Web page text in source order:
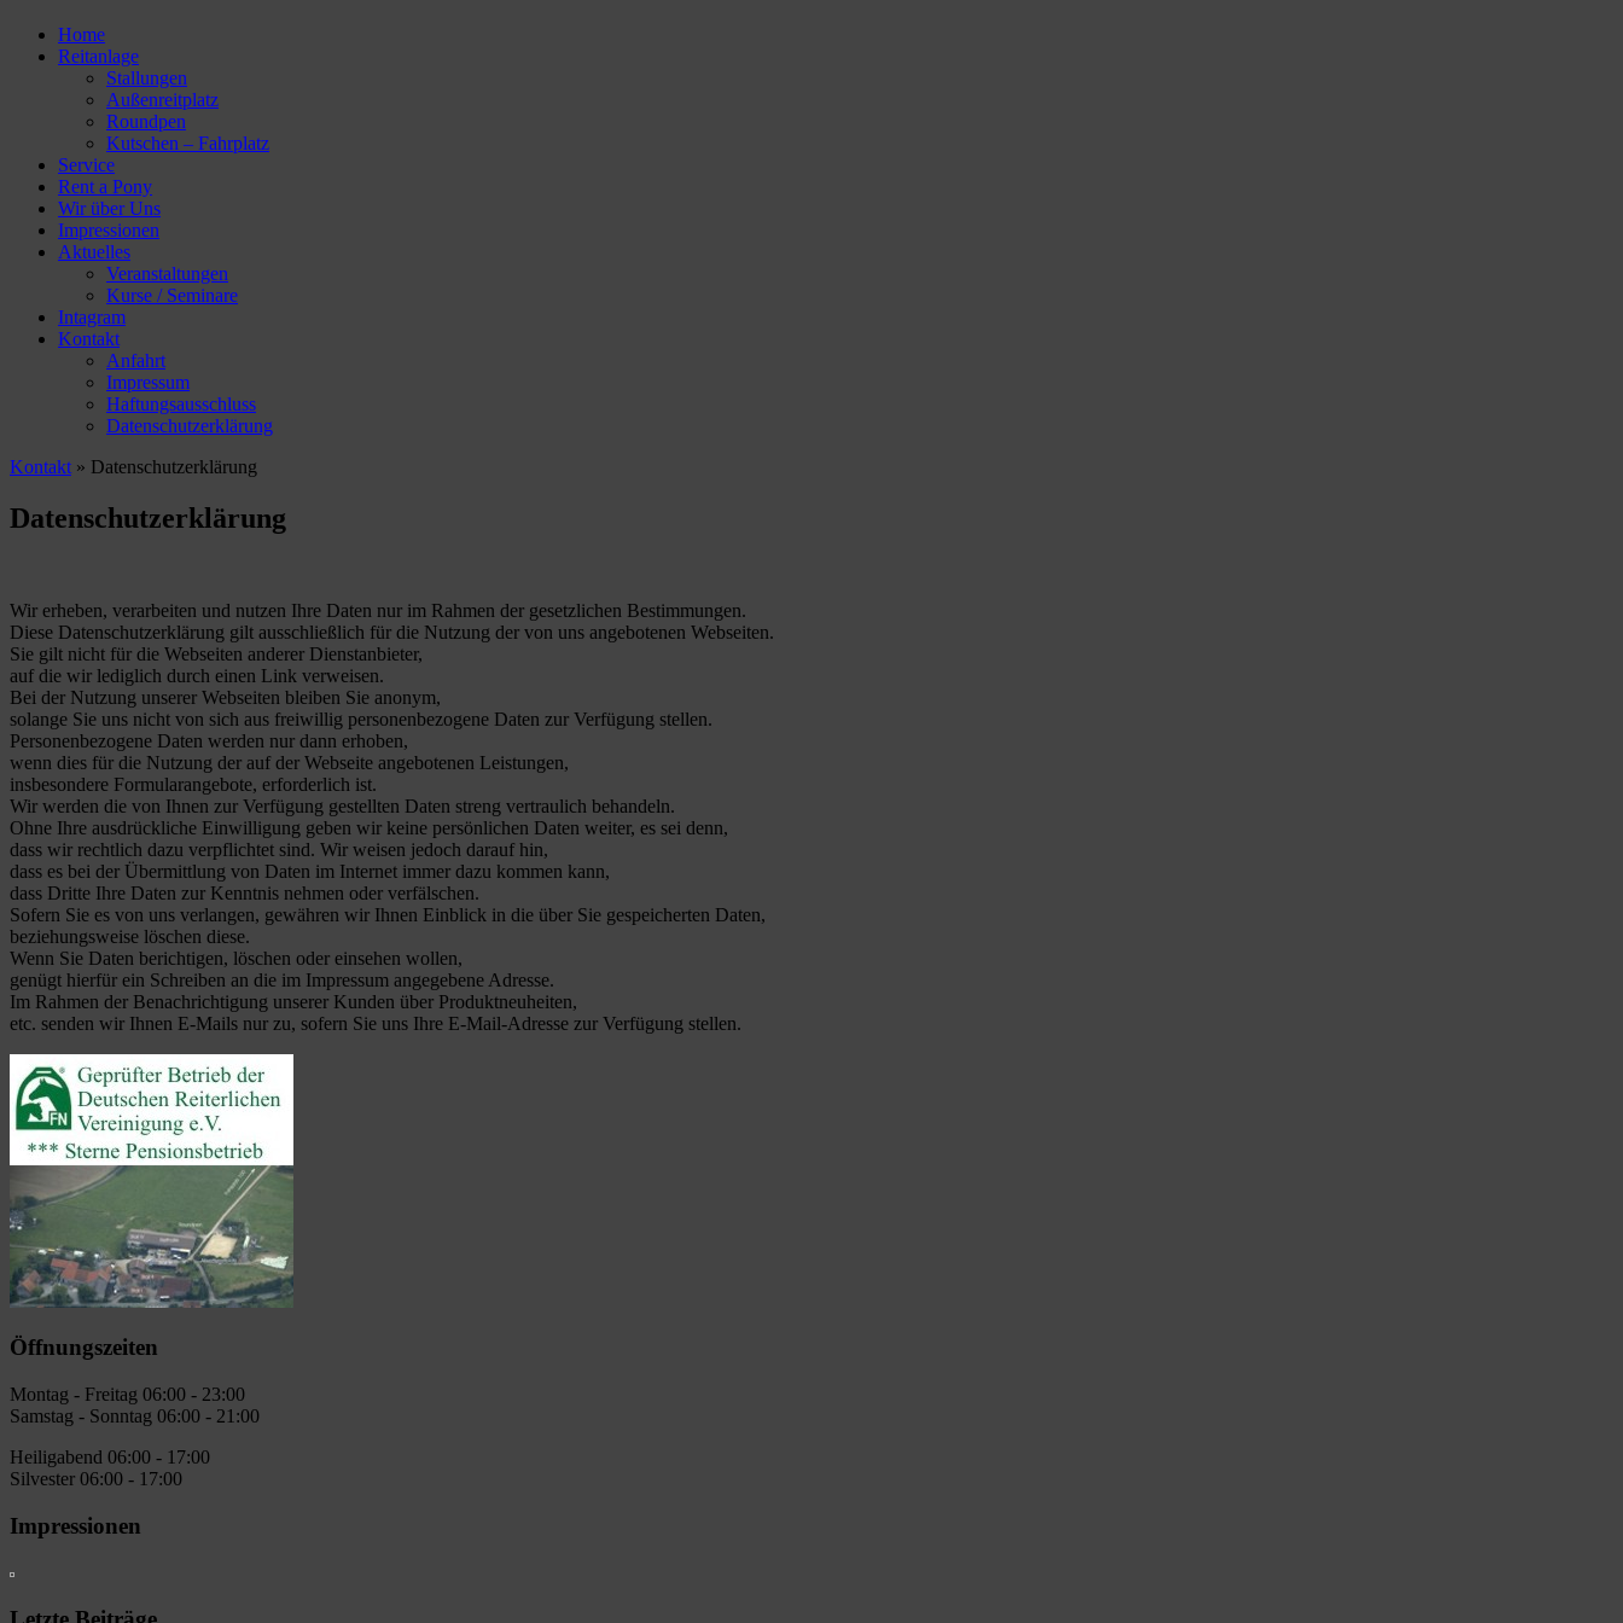
Home
Reitanlage
Stallungen
Außenreitplatz
Roundpen
Kutschen – Fahrplatz
Service
Rent a Pony
Wir über Uns
Impressionen
Aktuelles
Veranstaltungen
Kurse / Seminare
Intagram
Kontakt
Anfahrt
Impressum
Haftungsausschluss
Datenschutzerklärung
Kontakt » Datenschutzerklärung
Datenschutzerklärung
Wir erheben, verarbeiten und nutzen Ihre Daten nur im Rahmen der gesetzlichen Bestimmungen.
Diese Datenschutzerklärung gilt ausschließlich für die Nutzung der von uns angebotenen Webseiten.
Sie gilt nicht für die Webseiten anderer Dienstanbieter,
auf die wir lediglich durch einen Link verweisen.
Bei der Nutzung unserer Webseiten bleiben Sie anonym,
solange Sie uns nicht von sich aus freiwillig personenbezogene Daten zur Verfügung stellen.
Personenbezogene Daten werden nur dann erhoben,
wenn dies für die Nutzung der auf der Webseite angebotenen Leistungen,
insbesondere Formularangebote, erforderlich ist.
Wir werden die von Ihnen zur Verfügung gestellten Daten streng vertraulich behandeln.
Ohne Ihre ausdrückliche Einwilligung geben wir keine persönlichen Daten weiter, es sei denn,
dass wir rechtlich dazu verpflichtet sind. Wir weisen jedoch darauf hin,
dass es bei der Übermittlung von Daten im Internet immer dazu kommen kann,
dass Dritte Ihre Daten zur Kenntnis nehmen oder verfälschen.
Sofern Sie es von uns verlangen, gewähren wir Ihnen Einblick in die über Sie gespeicherten Daten,
beziehungsweise löschen diese.
Wenn Sie Daten berichtigen, löschen oder einsehen wollen,
genügt hierfür ein Schreiben an die im Impressum angegebene Adresse.
Im Rahmen der Benachrichtigung unserer Kunden über Produktneuheiten,
etc. senden wir Ihnen E-Mails nur zu, sofern Sie uns Ihre E-Mail-Adresse zur Verfügung stellen.
Öffnungszeiten
Montag - Freitag 06:00 - 23:00
Samstag - Sonntag 06:00 - 21:00
Heiligabend 06:00 - 17:00
Silvester 06:00 - 17:00
Impressionen